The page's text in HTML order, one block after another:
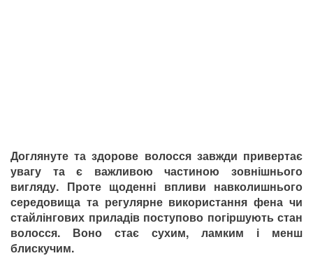
Доглянуте та здорове волосся завжди привертає
увагу та є важливою частиною зовнішнього
вигляду. Проте щоденні впливи навколишнього
середовища та регулярне використання фена чи
стайлінгових приладів поступово погіршують стан
волосся. Воно стає сухим, ламким і менш
блискучим.